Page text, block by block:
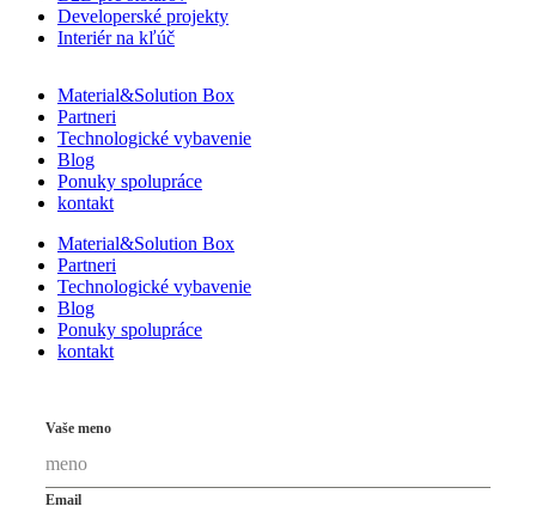
Developerské projekty
Interiér na kľúč
Material&Solution Box
Partneri
Technologické vybavenie
Blog
Ponuky spolupráce
kontakt
Material&Solution Box
Partneri
Technologické vybavenie
Blog
Ponuky spolupráce
kontakt
Vaše meno
Email